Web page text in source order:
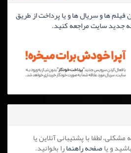
ها و سریال ها و یا پرداخت از طریق
جدید سایت مراجعه کنید.
و یاصفحه راهنمارا بخوانید.